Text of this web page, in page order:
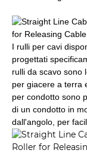
I rulli per cavi
progettati
rulli da scavo sono
per giacere a terra
per condotto sono
di un condotto in
dall'angolo, per